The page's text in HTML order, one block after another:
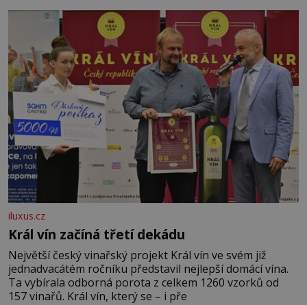
král. Nebo že by ne? Mongolové od roku 1223 postupují
podél Kaspického a Azovského moře,
iluxus.cz
Král vín začíná třetí dekádu
Největší český vinařský projekt Král vín ve svém již
jednadvacátém ročníku představil nejlepší domácí vína.
Ta vybírala odborná porota z celkem 1260 vzorků od
157 vinařů. Král vín, který se – i pře